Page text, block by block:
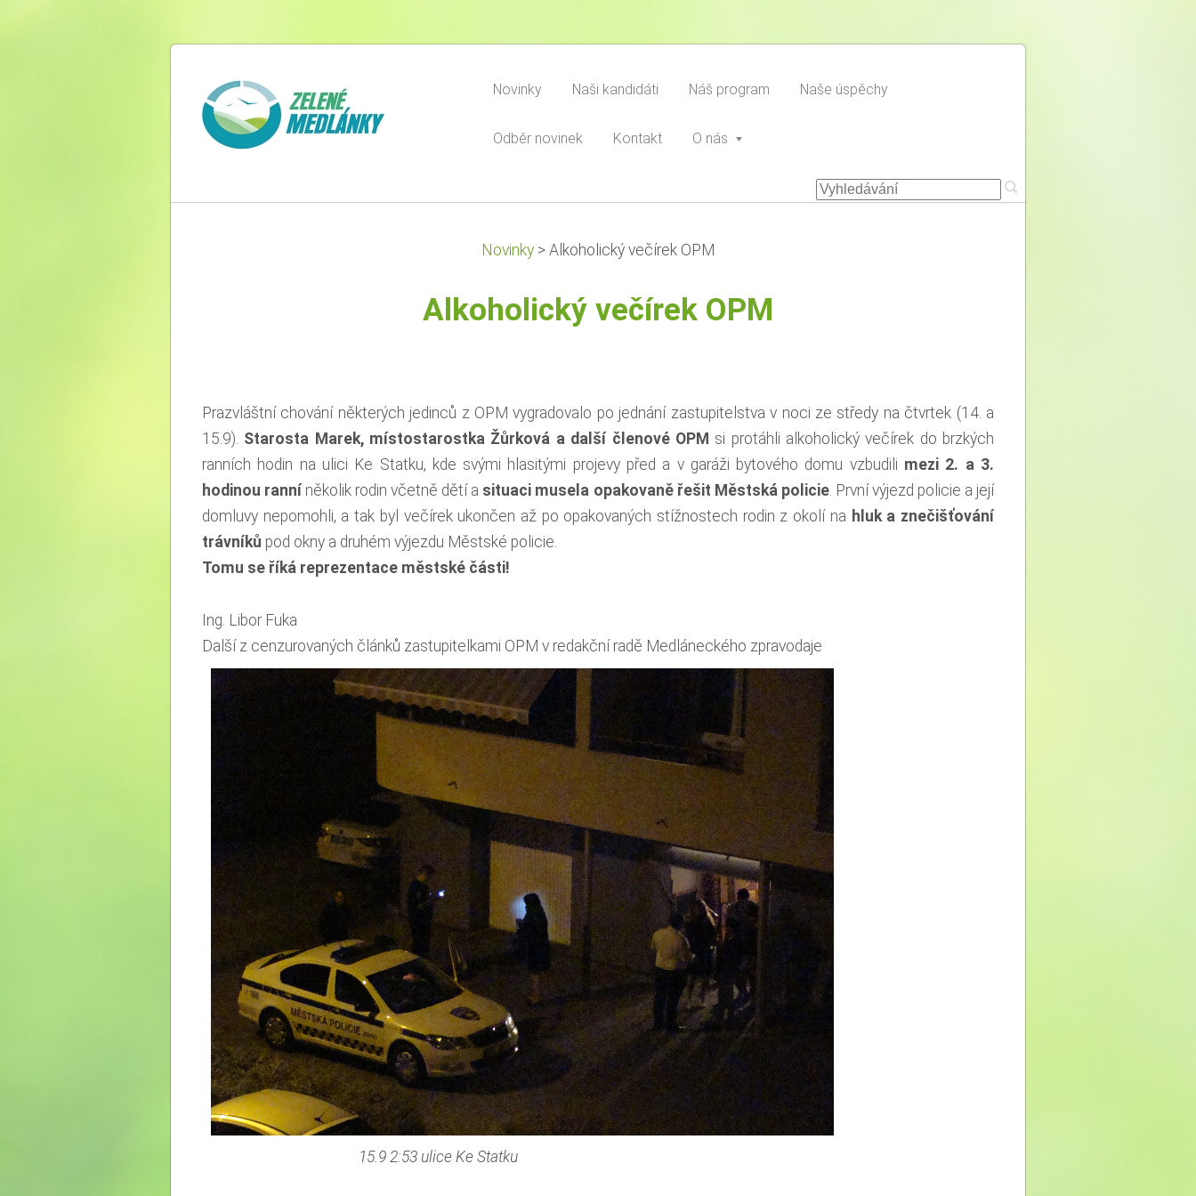
Novinky Naši kandidáti Náš program Naše úspěchy
Odběr novinek Kontakt O nás
Novinky > Alkoholický večírek OPM
Alkoholický večírek OPM
Prazvláštní chování některých jedinců z OPM vygradovalo po jednání zastupitelstva v noci ze středy na čtvrtek (14. a
15.9). Starosta Marek, místostarostka Žůrková a další členové OPM si protáhli alkoholický večírek do brzkých
ranních hodin na ulici Ke Statku, kde svými hlasitými projevy před a v garáži bytového domu vzbudili mezi 2. a 3.
hodinou ranní několik rodin včetně dětí a situaci musela opakovaně řešit Městská policie. První výjezd policie a její
domluvy nepomohli, a tak byl večírek ukončen až po opakovaných stížnostech rodin z okolí na hluk a znečišťování
trávníků pod okny a druhém výjezdu Městské policie.
Tomu se říká reprezentace městské části!
Ing. Libor Fuka
Další z cenzurovaných článků zastupitelkami OPM v redakční radě Medláneckého zpravodaje
15.9 2:53 ulice Ke Statku